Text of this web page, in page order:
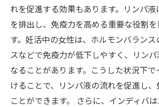
れを促進する効果もあります。リンパ
を排出し、免疫力を高める重要な役割
す。妊活中の女性は、ホルモンバラン
スなどで免疫力が低下しやすく、リンパ
なることがあります。こうした状況下で
けることで、リンパ液の流れを促進し
ことができます。 さらに、インディバ